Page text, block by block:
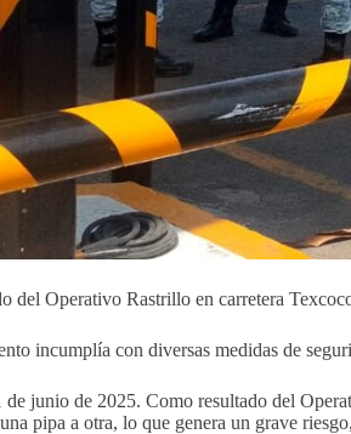
del Operativo Rastrillo en carretera
incumplía con diversas medidas de
de junio de 2025. Como resultado del
pipa a otra, lo que genera un grave